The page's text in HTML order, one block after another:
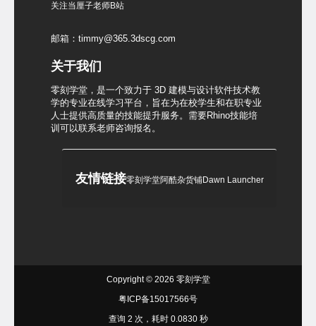
关注当厘子老师B站
邮箱：timmy@365.3dscg.com
关于我们
零刻学堂，是一个致力于 3D 建模与设计软件技术教
学的专业在线学习平台，旨在为在校学生和在职专业
人士提供高质量的技能提升服务。需要Rhino技能培
训可以联系老师咨询报名。
友情链接零刻学堂阿酷杂货铺Dawn Launcher
Copyright © 2026 零刻学堂
粤ICP备15017566号
查询 2 次，耗时 0.0830 秒